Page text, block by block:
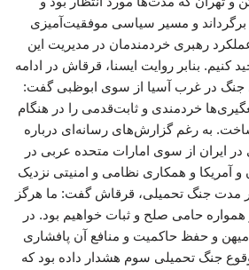
برگرداند و مسیر سیاسی موفقیت‌آمیزی
عملکرد رهبری خردمندمان در مدیریت این
کنیم. بنابر روایت ایسنا، قرقاش در ادامه
جنگ در غرب آسیا از سوی ابوظبی گفت:
خردمندی و ثابت‌قدمی را در هنگام
به رغم گزارش‌های رسانه‌ای درباره
ایران از سوی امارات متحده عربی در
آمریکا و همکاری نظامی و امنیتی نزدیک
مدت جنگ تحمیلی، قرقاش گفت: ما هرگز
همواره حامی صلح و ثبات خواهیم بود. در
میهن و حفظ حاکمیت و منافع آن پافشاری
جنگ تحمیلی سوم هشدار داده بود که